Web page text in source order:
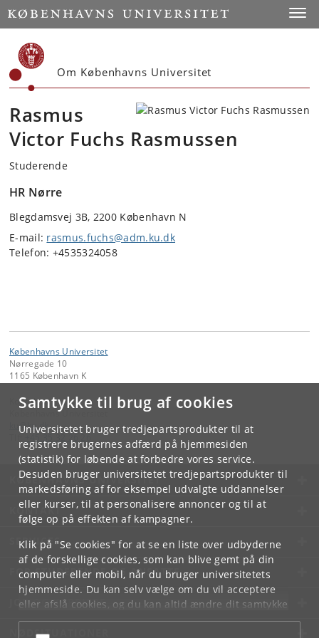
Samtykke til brug af cookies
Universitetet bruger tredjepartsprodukter til at
registrere brugernes adfærd på hjemmesiden
(statistik) for løbende at forbedre vores service.
Desuden bruger universitetet tredjepartsprodukter til
markedsføring af for eksempel udvalgte uddannelser
eller kurser, til at personalisere annoncer og til at
følge op på effekten af kampagner.
Klik på "Se cookies" for at se en liste over udbyderne
af de forskellige cookies, som kan blive gemt på din
computer eller mobil, når du bruger universitetets
hjemmeside. Du kan selv vælge om du vil acceptere
eller afslå cookies, og du kan altid ændre dit samtykke
underCookie- og privatlivspolitiksom du finder i
bunden af hver side.
Start
Om Københavns Universitet
Rasmus
Victor Fuchs Rasmussen
Studerende
HR Nørre
Blegdamsvej 3B, 2200 København N
E-mail: rasmus.fuchs@adm.ku.dk
Telefon: +4535324058
Københavns Universitet
Nørregade 10
1165 København K
Kontakt:
Københavns Universitet
@ku.dk
KØBENHAVNS UNIVERSITET
KONTAKT
SERVICES
FOR STUDERENDE OG ANSATTE
JOB OG KARRIERE
NØDSITUATIONER